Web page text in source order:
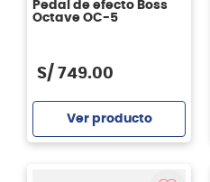
Pedal de efecto Boss
Octave OC-5
S/ 749.00
Ver producto